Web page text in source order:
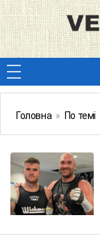
Головна » По темі